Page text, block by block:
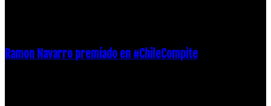
Ramon Navarro premiado en #ChileCompite